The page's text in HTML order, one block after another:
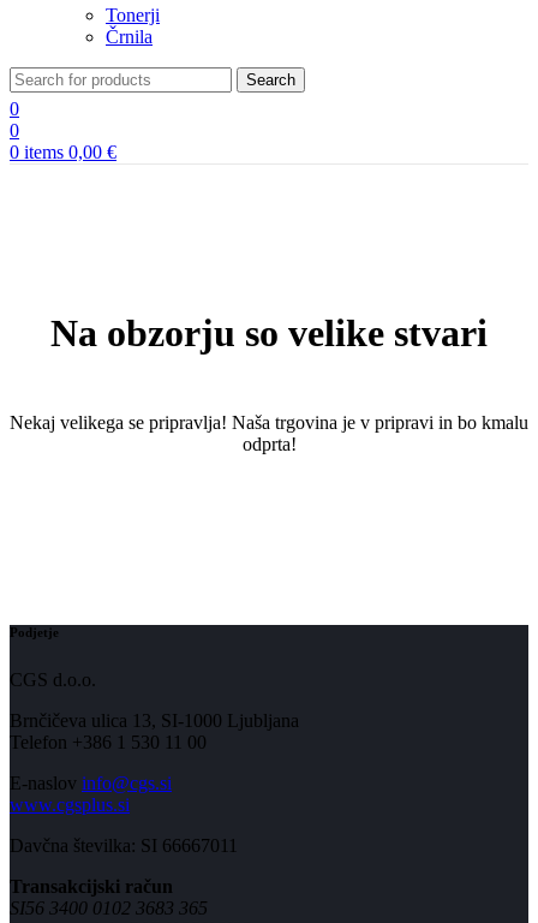
Tonerji
Črnila
Search
0
0
0 items 0,00 €
Na obzorju so velike stvari
Nekaj ​​velikega se pripravlja! Naša trgovina je v pripravi in ​​bo kmalu
odprta!
Podjetje
CGS d.o.o.
Brnčičeva ulica 13, SI-1000 Ljubljana
Telefon +386 1 530 11 00
E-naslov info@cgs.si
www.cgsplus.si
Davčna številka: SI 66667011
Transakcijski račun
SI56 3400 0102 3683 365